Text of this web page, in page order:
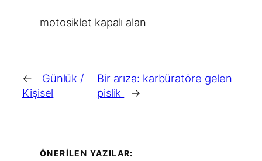
motosiklet kapalı alan
←
Günlük /
Kişisel
Bir arıza: karbüratöre gelen
pislik
→
ÖNERİLEN YAZILAR: